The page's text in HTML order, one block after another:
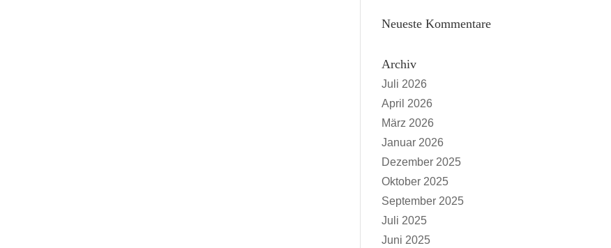
Neueste Kommentare
Archiv
Juli 2026
April 2026
März 2026
Januar 2026
Dezember 2025
Oktober 2025
September 2025
Juli 2025
Juni 2025